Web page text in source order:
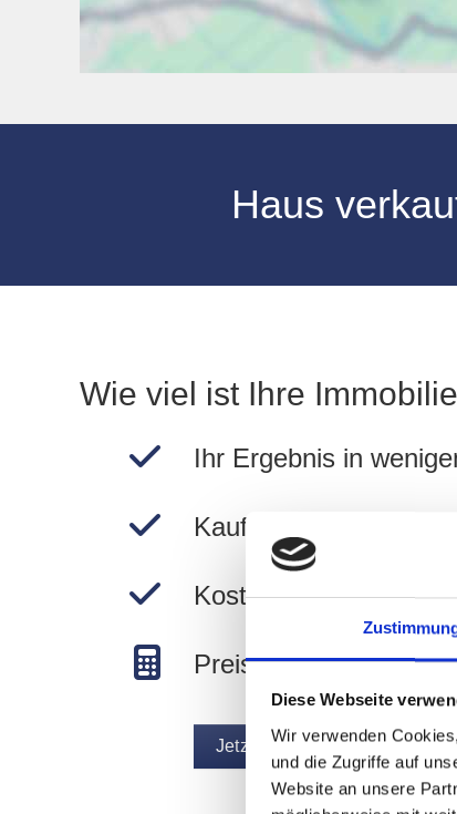
Diese Webseite
Wir verwenden
und die Zugriffe auf
Website an unsere
Haus
Wie viel ist Ihre
Ihr Ergebnis in
Kauf- und Mietpreise
Kostenlos und
Preise in München
Jetzt Wert ermitteln